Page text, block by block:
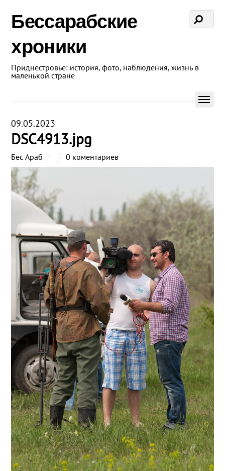
Бессарабские
хроники
Приднестровье: история, фото, наблюдения, жизнь в
маленькой стране
09.05.2023
DSC4913.jpg
Бес Араб 0 коментариев